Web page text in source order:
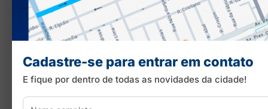
Cadastre-se para entrar em contato
E fique por dentro de todas as novidades da cidade!